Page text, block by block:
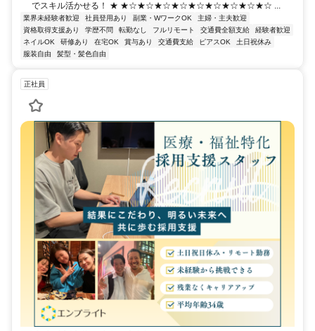
でスキル活かせる！ ★ ★☆★☆★☆★☆★☆★☆★☆★☆★☆ ...
業界未経験者歓迎 社員登用あり 副業・WワークOK
主婦・主夫歓迎
資格取得支援あり
学歴不問 転勤なし フルリモート 交通費全額支給
経験者歓迎
ネイルOK
研修あり 在宅OK 賞与あり 交通費支給 ピアスOK
土日祝休み
服装自由
髪型・髪色自由
正社員